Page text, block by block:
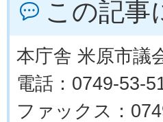
この記事
本庁舎 米原市議
電話：0749-53-
ファックス：